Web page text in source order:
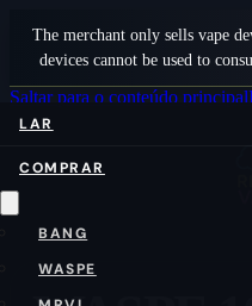
The merchant only sells vape
devices cannot be used to
Saltar para o conteúdo principal
LAR
COMPRAR
BANG
WASPE